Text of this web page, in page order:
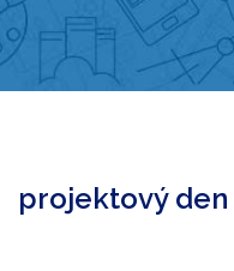
projektový den